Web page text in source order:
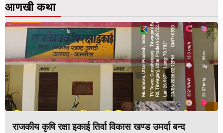
आणखी कथा
राजकीय कृषि रक्षा इकाई तिर्वा विकास खण्ड उमर्दा बन्द